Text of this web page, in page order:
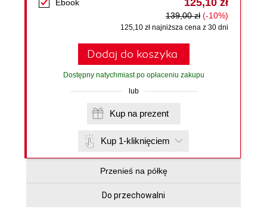
Ebook 125,10 zł
139,00 zł (-10%)
125,10 zł najniższa cena z 30 dni
Dodaj do koszyka
Dostępny natychmiast po opłaceniu zakupu
lub
Kup na prezent
Kup 1-kliknięciem
Przenieś na półkę
Do przechowalni